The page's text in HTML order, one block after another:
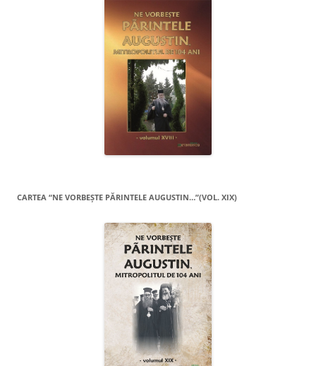
CARTEA “NE VORBEŞTE PĂRINTELE AUGUSTIN…”(VOL. XIX)